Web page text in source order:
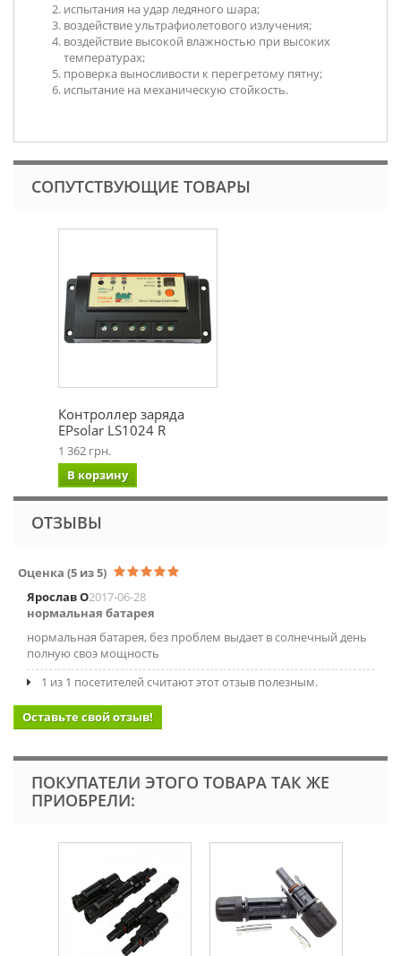
испытания на удар ледяного шара;
воздействие ультрафиолетового излучения;
воздействие высокой влажностью при высоких
температурах;
проверка выносливости к перегретому пятну;
испытание на механическую стойкость.
СОПУТСТВУЮЩИЕ ТОВАРЫ
Контроллер заряда
EPsolar LS1024 R
1 362 грн.
В корзину
ОТЗЫВЫ
Оценка (5 из 5)
Ярослав О2017-06-28
нормальная батарея
нормальная батарея, без проблем выдает в солнечный день
полную своэ мощность
1 из 1 посетителей считают этот отзыв полезным.
Оставьте свой отзыв!
ПОКУПАТЕЛИ ЭТОГО ТОВАРА ТАК ЖЕ
ПРИОБРЕЛИ: